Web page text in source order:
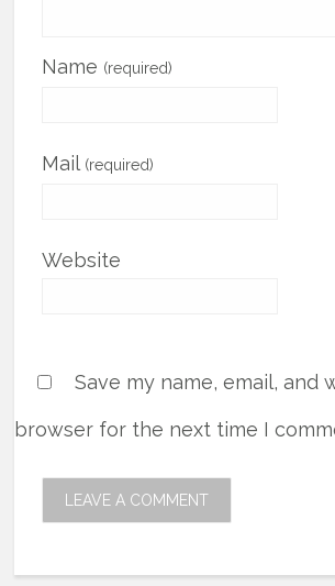
Name (required)
Mail (required)
Website
Save my name, email, and
browser for the next time I